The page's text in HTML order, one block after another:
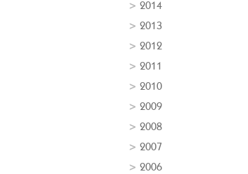
2014
2013
2012
2011
2010
2009
2008
2007
2006